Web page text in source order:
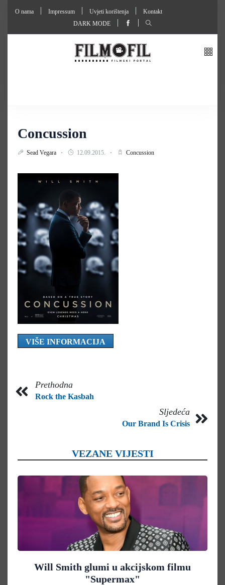
O nama Impressum Uvjeti korištenja
Kontakt
DARK MODE
Concussion
Sead Vegara 12.09.2015. Concussion
VIŠE INFORMACIJA
Prethodna
Rock the Kasbah
Sljedeća
Our Brand Is Crisis
VEZANE VIJESTI
Will Smith glumi u akcijskom filmu
"Supermax"